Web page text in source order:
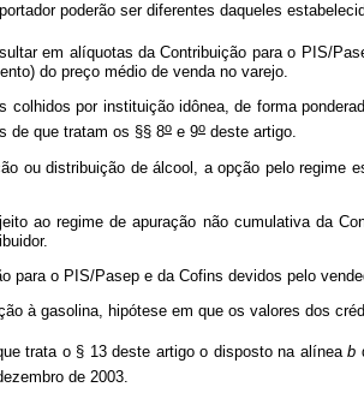
poderão ser diferentes daqueles
em alíquotas da Contribuição para o PIS/
do preço médio de venda no varejo.
por instituição idônea, de forma
de que tratam os §§ 8o e 9o deste artigo.
ou distribuição de álcool, a opção pelo regime
ao regime de apuração não cumulativa da
o PIS/Pasep e da Cofins devidos pelo
à gasolina, hipótese em que os valores dos
trata o § 13 deste artigo o disposto na alíneab
de 2003.